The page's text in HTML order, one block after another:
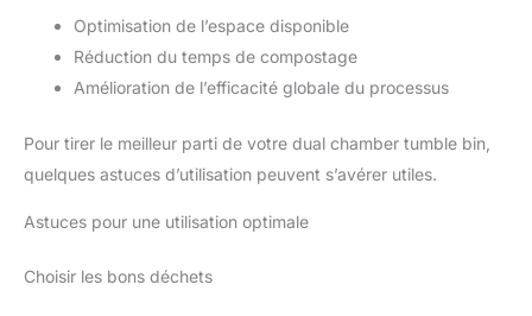
Optimisation de l’espace disponible
Réduction du temps de compostage
Amélioration de l’efficacité globale du processus
Pour tirer le meilleur parti de votre dual chamber tumble bin,
quelques astuces d’utilisation peuvent s’avérer utiles.
Astuces pour une utilisation optimale
Choisir les bons déchets